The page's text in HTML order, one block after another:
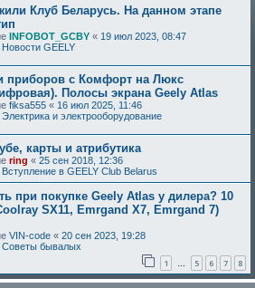
Клуб Беларусь. На данном этапе
INFOBOT_GCBY « 19 июл 2023, 08:47
Новости GEELY
приборов с Комфорт на Люкс
Полосы экрана Geely Atlas
fiksa555 « 16 июл 2025, 11:46
Электрика и электрооборудование
карты и атрибутика
ring « 25 сен 2018, 12:36
Вступление в GEELY Club Belarus
при покупке Geely Atlas у дилера? 10
SX11, Emrgand X7, Emrgand 7)
VIN-code « 20 сен 2023, 19:28
Советы бывалых
1 … 5 6 7 8